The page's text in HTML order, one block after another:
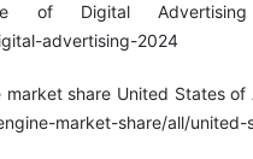
of Digital
advertising-2024
share United States of
market-share/all/united-